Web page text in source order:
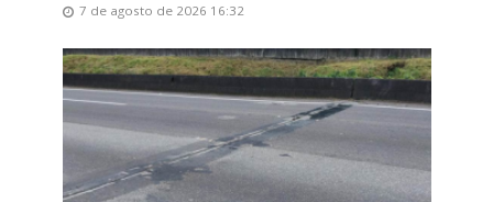
7 de agosto de 2026 16:32